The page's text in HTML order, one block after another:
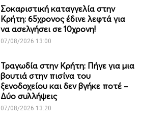
Σοκαριστική καταγγελία στην
Κρήτη: 65χρονος έδινε λεφτά για
να ασελγήσει σε 10χρονη!
07/08/2026 13:00
Τραγωδία στην Κρήτη: Πήγε για μια
βουτιά στην πισίνα του
ξενοδοχείου και δεν βγήκε ποτέ –
Δύο συλλήψεις
07/08/2026 13:20